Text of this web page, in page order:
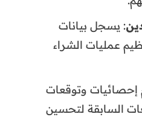
: يسجل بيانات
عمليات الشراء
إحصائيات وتوقعات
السابقة لتحسين